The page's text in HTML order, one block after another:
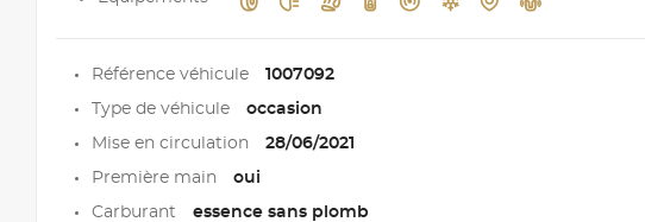
Référence véhicule 1007092
Type de véhicule occasion
Mise en circulation 28/06/2021
Première main oui
Carburant essence sans plomb